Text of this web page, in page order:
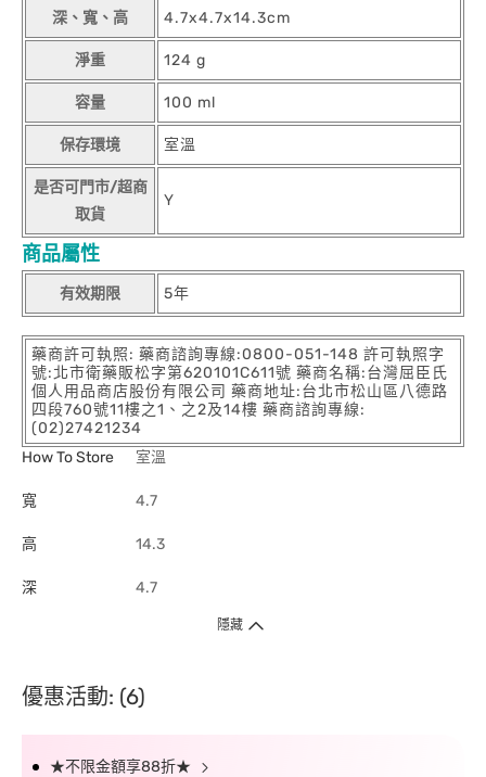
深、寬、高 4.7x4.7x14.3cm
淨重 124 g
容量 100 ml
保存環境 室溫
是否可門市/超商
取貨
Y
商品屬性
有效期限 5年
藥商許可執照: 藥商諮詢專線:0800-051-148 許可執照字
號:北市衛藥販松字第620101C611號 藥商名稱:台灣屈臣氏
個人用品商店股份有限公司 藥商地址:台北市松山區八德路
四段760號11樓之1、之2及14樓 藥商諮詢專線:
(02)27421234
How To Store
室溫
寬 4.7
高 14.3
深 4.7
隱藏
優惠活動: (6)
★不限金額享88折★